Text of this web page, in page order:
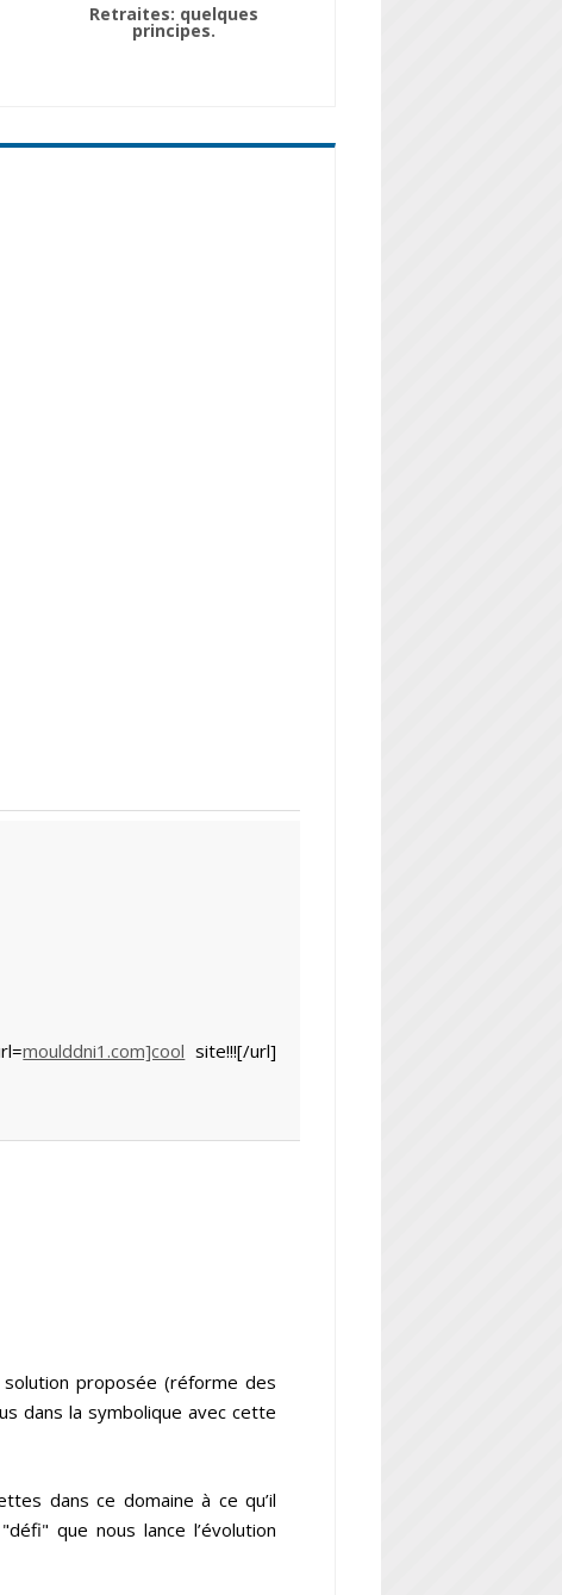
Retraites: quelques
principes.
moulddni1.com]cool site!!![/url]
solution proposée (réforme des
dans la symbolique avec cette
dans ce domaine à ce qu’il
que nous lance l’évolution